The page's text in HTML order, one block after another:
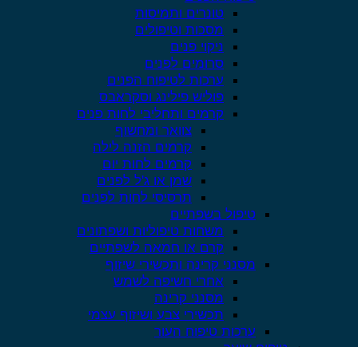
טונרים ותמיסות
מסכות וטיפולים
ניקוי פנים
סרומים לפנים
ערכות לטיפוח הפנים
פוליש פילינג וסקראבס
קרמים ותחליבי לחות פנים
צוואר ומחשוף
קרמים הזנה לילה
קרמים לחות יום
שמן או ג'ל לפנים
תרסיסי לחות לפנים
טיפול בשפתיים
משחות טיפוליות ושפתונים
קרם או חמאה לשפתיים
מסנני קרינה ותכשירי שיזוף
אחרי חשיפה לשמש
מסנני קרינה
תכשירי צבע ושיזוף עצמי
ערכות טיפוח העור